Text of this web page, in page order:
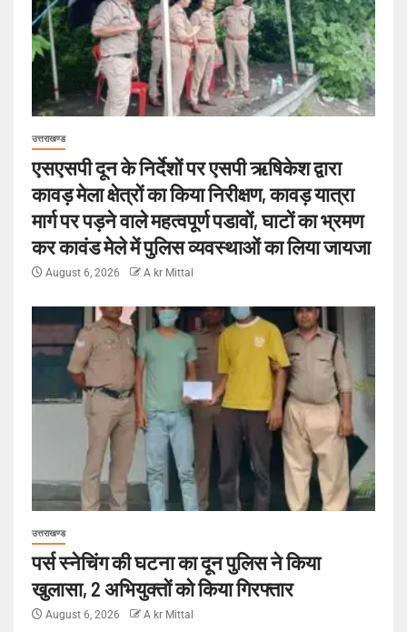
उत्तराखण्ड
एसएसपी दून के निर्देशों पर एसपी ऋषिकेश द्वारा
कावड़ मेला क्षेत्रों का किया निरीक्षण, कावड़ यात्रा
मार्ग पर पड़ने वाले महत्वपूर्ण पडावों, घाटों का भ्रमण
कर कावंड मेले में पुलिस व्यवस्थाओं का लिया जायजा
August 6, 2026 A kr Mittal
उत्तराखण्ड
पर्स स्नेचिंग की घटना का दून पुलिस ने किया
खुलासा, 2 अभियुक्तों को किया गिरफ्तार
August 6, 2026 A kr Mittal